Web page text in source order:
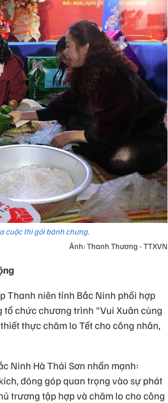
cuộc thi gói bánh chưng.
Ảnh: Thanh Thương - TTXVN
Thanh niên tỉnh Bắc Ninh phối hợp
tổ chức chương trình "Vui Xuân cùng
thực chăm lo Tết cho công nhân,
Ninh Hà Thái Sơn nhấn mạnh:
đóng góp quan trọng vào sự phát
trương tập hợp và chăm lo cho công